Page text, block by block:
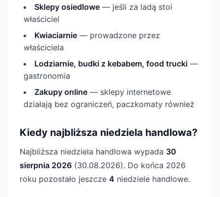
Sklepy osiedlowe — jeśli za ladą stoi
właściciel
Kwiaciarnie — prowadzone przez
właściciela
Lodziarnie, budki z kebabem, food trucki —
gastronomia
Zakupy online — sklepy internetowe
działają bez ograniczeń, paczkomaty również
Kiedy najbliższa niedziela handlowa?
Najbliższa niedziela handlowa wypada 30
sierpnia 2026 (30.08.2026). Do końca 2026
roku pozostało jeszcze 4 niedziele handlowe.